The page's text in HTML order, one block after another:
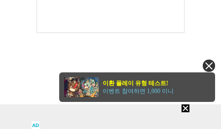
AD
이환 플레이 유형 테스트!
이벤트 참여하면 1,000 이니